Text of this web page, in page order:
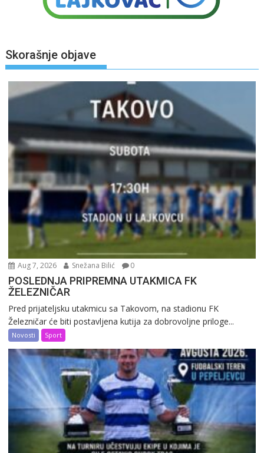
Skorašnje objave
Aug 7, 2026 Snežana Bilić 0
POSLEDNJA PRIPREMNA UTAKMICA FK
ŽELEZNIČAR
Pred prijateljsku utakmicu sa Takovom, na stadionu FK
Železničar će biti postavljena kutija za dobrovoljne priloge...
Novosti Sport